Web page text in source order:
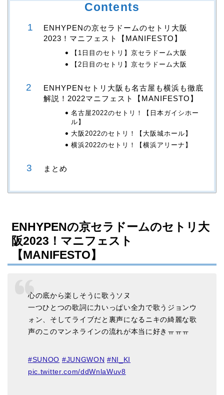
Contents
ENHYPENの京セラドームのセトリ大阪
2023！マニフェスト【MANIFESTO】
【1日目のセトリ】京セラドーム大阪
【2日目のセトリ】京セラドーム大阪
ENHYPENセトリ大阪も名古屋も横浜も徹底
解説！2022マニフェスト【MANIFESTO】
名古屋2022のセトリ！【日本ガイシホー
ル】
大阪2022のセトリ！【大阪城ホール】
横浜2022のセトリ！【横浜アリーナ】
まとめ
ENHYPENの京セラドームのセトリ大
阪2023！マニフェスト
【MANIFESTO】
心の底から楽しそうに歌うソヌ
一つひとつの歌詞に力いっぱい全力で歌うジョンウ
ォン、そしてライブだと裏声になるニキの綺麗な歌
声のこのマンネラインの流れが本当に好きㅠㅠㅠ
#SUNOO #JUNGWON #NI_KI
pic.twitter.com/ddWnlaWuv8